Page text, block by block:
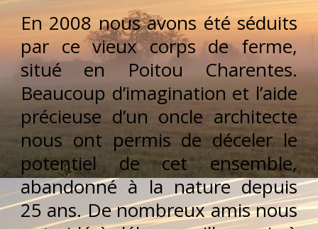
En 2008 nous avons été séduits
par ce vieux corps de ferme,
situé en Poitou Charentes.
Beaucoup d’imagination et l’aide
précieuse d’un oncle architecte
nous ont permis de déceler le
potentiel de cet ensemble,
abandonné à la nature depuis
25 ans. De nombreux amis nous